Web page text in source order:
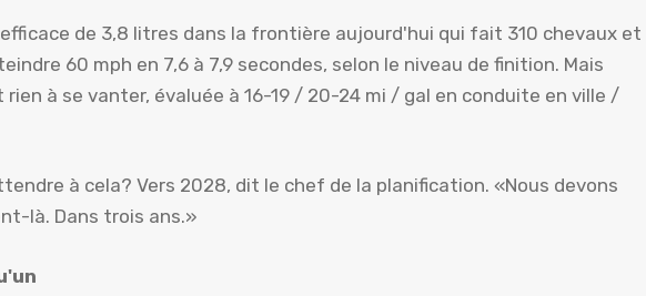
de 3,8 litres dans la frontière aujourd'hui qui fait 310 chevaux et
60 mph en 7,6 à 7,9 secondes, selon le niveau de finition. Mais
à se vanter, évaluée à 16-19 / 20-24 mi / gal en conduite en ville /
à cela? Vers 2028, dit le chef de la planification. «Nous devons
là. Dans trois ans.»